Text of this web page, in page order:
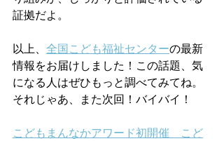
証拠だよ。
以上、 全国こども福祉センターの最新
情報をお届けしました！この話題、気
になる人はぜひもっと調べてみてね。
それじゃあ、また次回！バイバイ！
こどもまんなかアワード初開催　こど